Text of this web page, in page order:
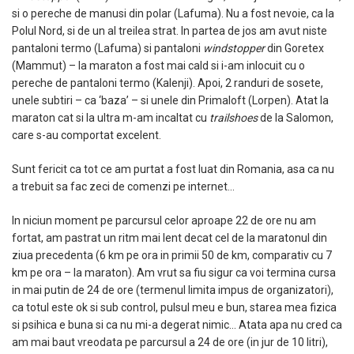
si o pereche de manusi din polar (Lafuma). Nu a fost nevoie, ca la
Polul Nord, si de un al treilea strat. In partea de jos am avut niste
pantaloni termo (Lafuma) si pantaloni windstopperdin Goretex
(Mammut) – la maraton a fost mai cald si i-am inlocuit cu o
pereche de pantaloni termo (Kalenji). Apoi, 2 randuri de sosete,
unele subtiri – ca ‘baza’ – si unele din Primaloft (Lorpen). Atat la
maraton cat si la ultra m-am incaltat cu trailshoesde la Salomon,
care s-au comportat excelent.
Sunt fericit ca tot ce am purtat a fost luat din Romania, asa ca nu
a trebuit sa fac zeci de comenzi pe internet…
In niciun moment pe parcursul celor aproape 22 de ore nu am
fortat, am pastrat un ritm mai lent decat cel de la maratonul din
ziua precedenta (6 km pe ora in primii 50 de km, comparativ cu 7
km pe ora – la maraton). Am vrut sa fiu sigur ca voi termina cursa
in mai putin de 24 de ore (termenul limita impus de organizatori),
ca totul este ok si sub control, pulsul meu e bun, starea mea fizica
si psihica e buna si ca nu mi-a degerat nimic… Atata apa nu cred ca
am mai baut vreodata pe parcursul a 24 de ore (in jur de 10 litri),